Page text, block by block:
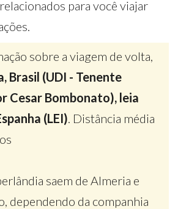
para você viajar
sobre a viagem de volta,
Brasil (UDI - Tenente
Cesar Bombonato), leia
(LEI). Distância média
saem de Almeria e
dependendo da companhia